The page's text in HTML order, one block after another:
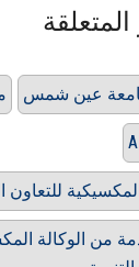
المتعلقة
عين شمس
من الوكالة